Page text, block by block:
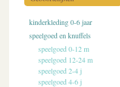
kinderkleding 0-6 jaar
speelgoed en knuffels
speelgoed 0-12 m
speelgoed 12-24 m
speelgoed 2-4 j
speelgoed 4-6 j